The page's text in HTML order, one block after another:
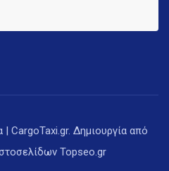
CargoTaxi.gr. Δημιουργία από
Topseo.gr